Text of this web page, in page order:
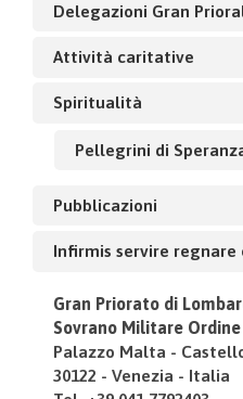
Delegazioni Gran
Attività caritative
Spiritualità
Pellegrini di
Pubblicazioni
Infirmis servire regnare
Gran Priorato di
Sovrano Militare
Palazzo Malta -
30122 - Venezia - Italia